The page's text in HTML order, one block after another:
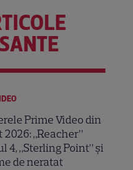
Prime Video din
2026: „Reacher”
4, „Sterling Point” și
de neratat